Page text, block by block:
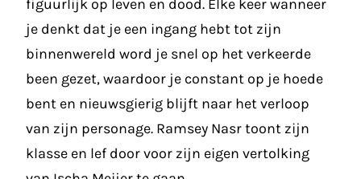
figuurlijk op leven en dood. Elke keer wanneer
je denkt dat je een ingang hebt tot zijn
binnenwereld word je snel op het verkeerde
been gezet, waardoor je constant op je hoede
bent en nieuwsgierig blijft naar het verloop
van zijn personage. Ramsey Nasr toont zijn
klasse en lef door voor zijn eigen vertolking